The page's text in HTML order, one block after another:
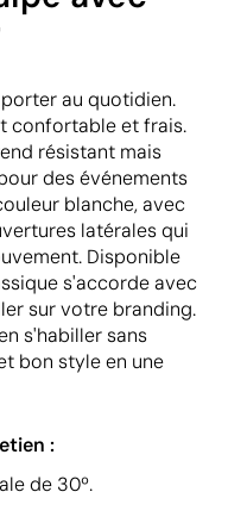
au quotidien.
confortable et frais.
résistant mais
des événements
blanche, avec
latérales qui
Disponible
s'accorde avec
sur votre branding.
s'habiller sans
bon style en une
:
de 30º.